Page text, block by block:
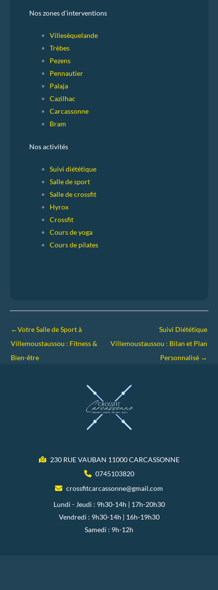
Nos zones d’interventions
Villesèquelande
Trèbes
Pezens
Pennautier
Palaja
Cazilhac
Carcassonne
Bram
Nos activités
Suivi diététique
Salle de sport
Salle de crossfit
Hyrox
Crossfit
Cours de yoga
Cours de pilates
←Votre Salle de Sport à
Villemoustaussou : Fitness &
Bien-être
Suivi Diététique
Villemoustaussou : Bilan et Plan
Personnalisé →
230 RUE VAUBAN 11000 CARCASSONNE
0745103820
crossfitcarcassonne@gmail.com
Lundi - Jeudi : 9h30-14h | 17h-20h30
Vendredi : 9h30-14h | 16h-19h30
Samedi : 9h-12h